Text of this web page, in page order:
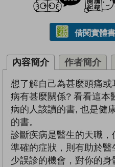
借閱實體書
內容簡介 作者簡介
想了解自己為甚麼頭痛
病有甚麼關係? 看看這本
病的人該讀的書, 也是健
的書。
診斷疾病是醫生的天職
準確的症狀，則有助於
少誤診的機會，對你的身